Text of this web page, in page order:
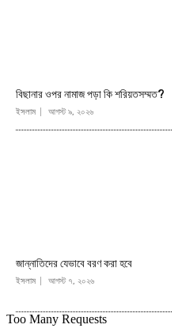
বিছানার ওপর নামাজ পড়া কি শরিয়তসম্মত?
ইসলাম আগস্ট ৯, ২০২৬
জান্নাতিদের যেভাবে বরণ করা হবে
ইসলাম আগস্ট ৭, ২০২৬